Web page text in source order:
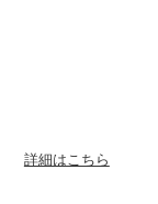
詳細はこちら